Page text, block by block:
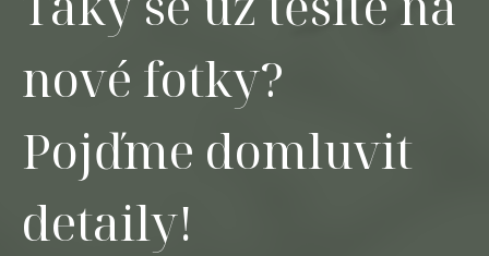
nové fotky?
Pojďme domluvit
detaily!